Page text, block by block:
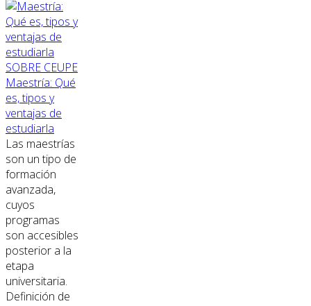
SOBRE CEUPE
Maestría: Qué
es, tipos y
ventajas de
estudiarla
Las maestrías
son un tipo de
formación
avanzada,
cuyos
programas
son accesibles
posterior a la
etapa
universitaria.
Definición de